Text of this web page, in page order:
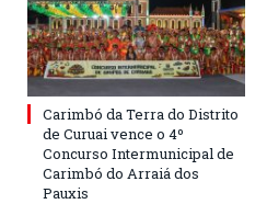
Carimbó da Terra do Distrito
de Curuai vence o 4º
Concurso Intermunicipal de
Carimbó do Arraiá dos
Pauxis